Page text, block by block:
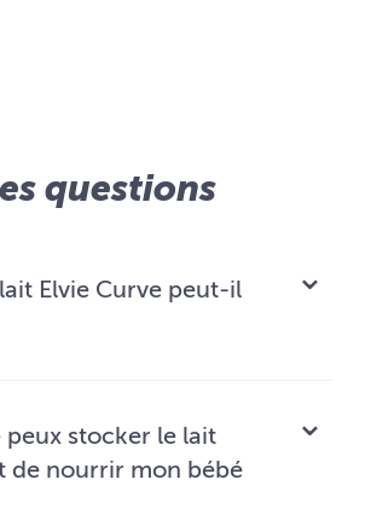
questions
Elvie Curve peut-il
peux stocker le lait
de nourrir mon bébé